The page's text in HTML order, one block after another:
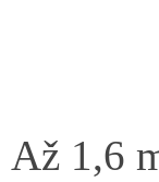
Až 1,6